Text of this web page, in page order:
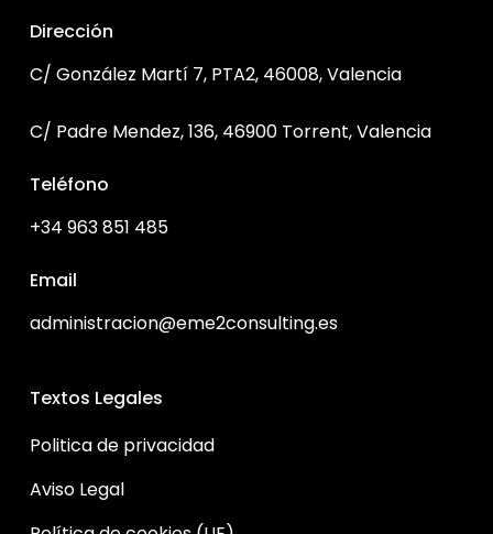
Dirección
C/ González Martí 7, PTA2, 46008, Valencia
C/ Padre Mendez, 136, 46900 Torrent, Valencia
Teléfono
+34 963 851 485
Email
administracion@eme2consulting.es
Textos Legales
Politica de privacidad
Aviso Legal